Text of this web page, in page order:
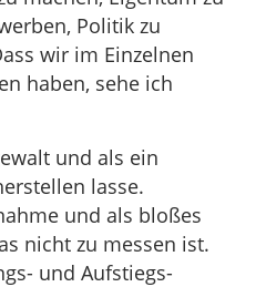
Politik zu
wir im Einzelnen
haben, sehe ich
und als ein
lasse.
und als bloßes
nicht zu messen ist.
und Aufstiegs-